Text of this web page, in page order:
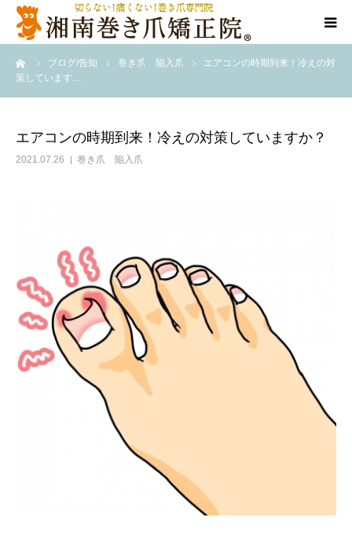
ブログ/告知 巻き爪 陥入爪
エアコンの時期到来！冷えの対
策しています…
エアコンの時期到来！冷えの対策していますか？
2021.07.26 巻き爪 陥入爪
当院について
料金/メニュー
施術事例
訪問施術
ブログ/SNS
ネット予約